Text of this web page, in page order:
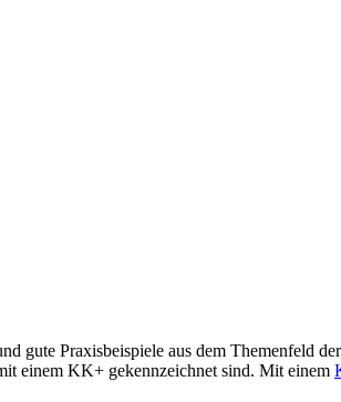
Praxisbeispiele aus dem Themenfeld
einem KK+ gekennzeichnet sind. Mit einem